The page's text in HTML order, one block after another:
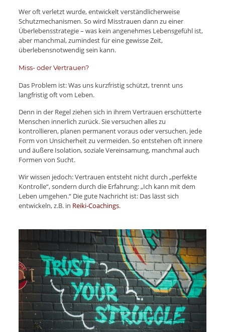
Wer oft verletzt wurde, entwickelt verständlicherweise
Schutzmechanismen. So wird Misstrauen dann zu einer
Überlebensstrategie – was kein angenehmes Lebensgefühl ist,
aber manchmal, zumindest für eine gewisse Zeit,
überlebensnotwendig sein kann.
Miss- oder Vertrauen?
Das Problem ist: Was uns kurzfristig schützt, trennt uns
langfristig oft vom Leben.
Denn in der Regel ziehen sich in ihrem Vertrauen erschütterte
Menschen innerlich zurück. Sie versuchen alles zu
kontrollieren, planen permanent voraus oder versuchen, jede
Form von Unsicherheit zu vermeiden. So entstehen oft innere
und äußere Isolation, soziale Vereinsamung, manchmal auch
Formen von Sucht.
Wir wissen jedoch: Vertrauen entsteht nicht durch „perfekte
Kontrolle“, sondern durch die Erfahrung: „Ich kann mit dem
Leben umgehen.“ Die gute Nachricht ist: Das lässt sich
entwickeln, z.B. in Reiki-Coachings.